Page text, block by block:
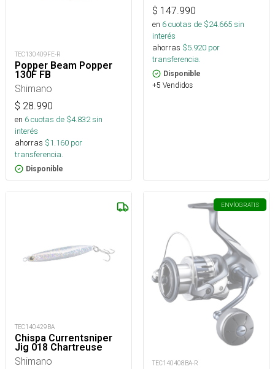
TEC130409FE-R
Popper Beam Popper
130F FB
Shimano
$ 28.990
en 6cuotas de $4.832sin
interés
ahorras $1.160 por
transferencia.
Disponible
$ 147.990
en 6cuotas de $24.665sin
interés
ahorras $5.920 por
transferencia.
Disponible
+5 Vendidos
TEC140429BA
Chispa Currentsniper
Jig 018 Chartreuse
Shimano
ENVÍOGRATIS
TEC140408BA-R